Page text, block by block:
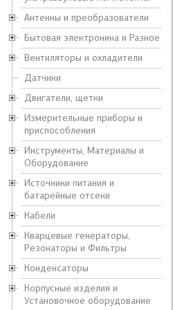
Антенны и преобразователи
Бытовая электроника и Разное
Вентиляторы и охладители
Датчики
Двигатели, щетки
Измерительные приборы и
приспособления
Инструменты, Материалы и
Оборудование
Источники питания и
батарейные отсеки
Кабели
Кварцевые генераторы,
Резонаторы и Фильтры
Конденсаторы
Корпусные изделия и
Установочное оборудование